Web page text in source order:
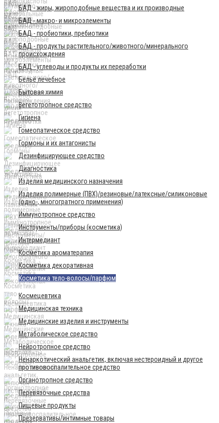
БАД - жиры, жироподобные вещества и их производные
БАД - макро- и микроэлементы
БАД - пробиотики, пребиотики
БАД - продукты растительного/животного/минерального
происхождения
БАД - углеводы и продукты их переработки
Бельё лечебное
Бытовая химия
Вегетотропное средство
Гигиена
Гомеопатическое средство
Гормоны и их антагонисты
Дезинфицирующее средство
Диагностика
Изделия медицинского назначения
Изделия полимерные (ПВХ)/резиновые/латексные/силиконовые
(одно-, многогратного применения)
Иммунотропное средство
Инструменты/приборы (косметика)
Интермедиант
Косметика ароматерапия
Косметика декоративная
Косметика тело-волосы/парфюм
Космецевтика
Медицинская техника
Медицинские изделия и инструменты
Метаболическое средство
Нейротропное средство
Ненаркотический анальгетик, включая нестероидный и другое
противовоспалительное средство
Органотропное средство
Перевязочные средства
Пищевые продукты
Презервативы/интимные товары